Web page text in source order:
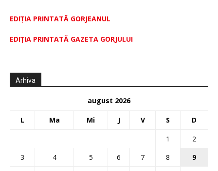
EDIȚIA PRINTATĂ GORJEANUL
EDIŢIA PRINTATĂ GAZETA GORJULUI
Arhiva
august 2026
L Ma Mi J V S D
1
2
3
4 5 6 7 8 9